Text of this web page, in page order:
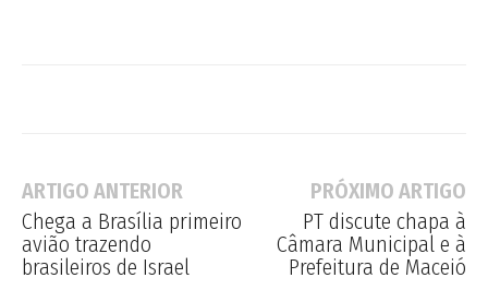
ARTIGO ANTERIOR
Chega a Brasília primeiro
avião trazendo
brasileiros de Israel
PRÓXIMO ARTIGO
PT discute chapa à
Câmara Municipal e à
Prefeitura de Maceió